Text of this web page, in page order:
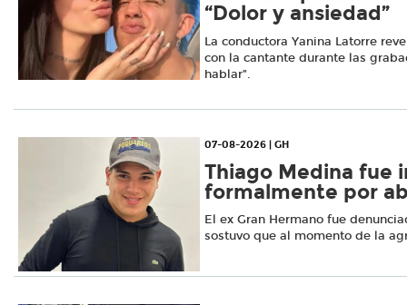
“Dolor y ansiedad”
La conductora Yanina Latorre
con la cantante durante las
hablar”.
07-08-2026 | GH
Thiago Medina fue
formalmente por
El ex Gran Hermano fue
sostuvo que al momento de la